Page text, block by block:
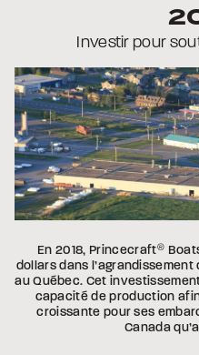
Investir pour
En 2018, Princecraft®
dollars dans
au Québec. Cet
capacité de production
croissante pour ses
Canada